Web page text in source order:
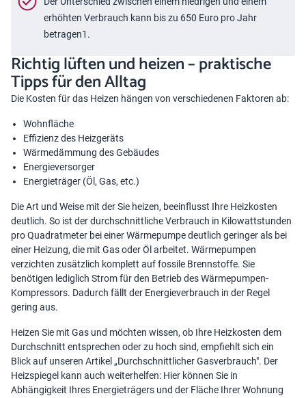
erhöhten Verbrauch kann bis zu 650 Euro pro Jahr
betragen1.
Richtig lüften und heizen – praktische
Tipps für den Alltag
Die Kosten für das Heizen hängen von verschiedenen Faktoren ab:
Wohnfläche
Effizienz des Heizgeräts
Wärmedämmung des Gebäudes
Energieversorger
Energieträger (Öl, Gas, etc.)
Die Art und Weise mit der Sie heizen, beeinflusst Ihre Heizkosten
deutlich. So ist der durchschnittliche Verbrauch in Kilowattstunden
pro Quadratmeter bei einer Wärmepumpe deutlich geringer als bei
einer Heizung, die mit Gas oder Öl arbeitet. Wärmepumpen
verzichten zusätzlich komplett auf fossile Brennstoffe. Sie
benötigen lediglich Strom für den Betrieb des Wärmepumpen-
Kompressors. Dadurch fällt der Energieverbrauch in der Regel
gering aus.
Heizen Sie mit Gas und möchten wissen, ob Ihre Heizkosten dem
Durchschnitt entsprechen oder zu hoch sind, empfiehlt sich ein
Blick auf unseren Artikel „Durchschnittlicher Gasverbrauch". Der
Heizspiegel kann auch weiterhelfen: Hier können Sie in
Abhängigkeit Ihres Energieträgers und der Fläche Ihrer Wohnung